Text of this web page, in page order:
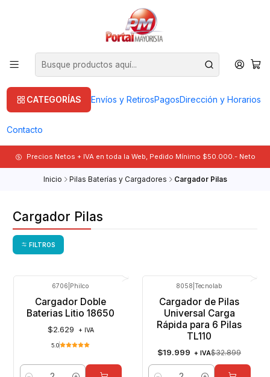
CATEGORÍAS Envíos y RetirosPagosDirección y Horarios
Contacto
Precios Netos + IVA en toda la Web, Pedido Mínimo $50.000.- Neto
Inicio Pilas Baterías y Cargadores Cargador Pilas
Cargador Pilas
FILTROS
6706 Philco
Cargador Doble
Baterias Litio 18650
$2.629 + IVA
5.0
8058 |Tecnolab
Cargador de Pilas
Universal Carga
Rápida para 6 Pilas
TL110
$19.999 + IVA$32.899